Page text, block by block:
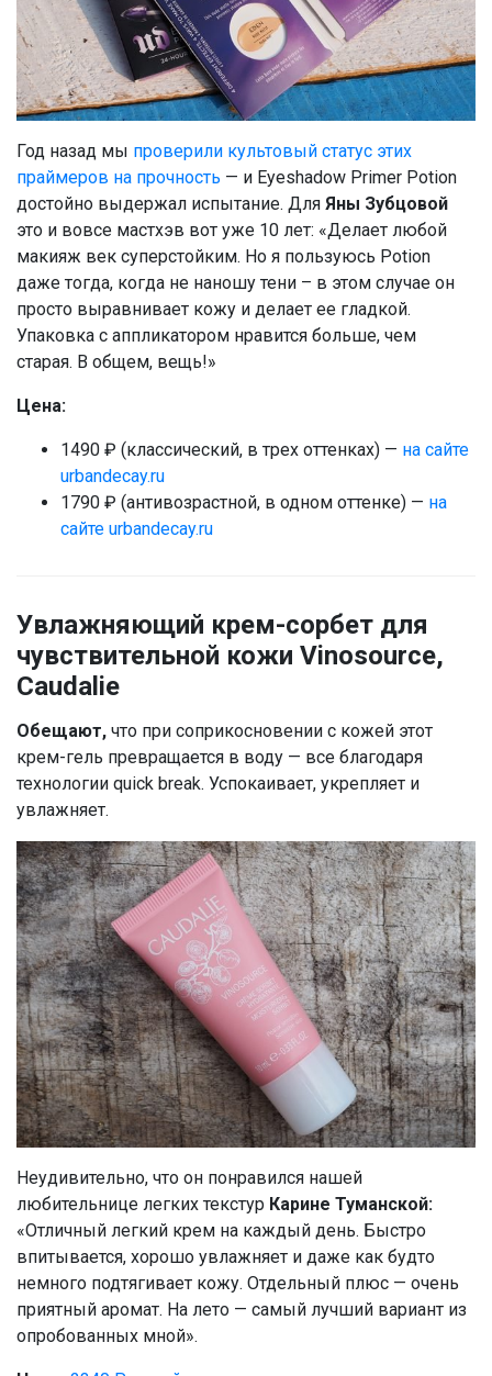
Год назад мы проверили культовый статус этих
праймеров на прочность — и Eyeshadow Primer Potion
достойно выдержал испытание. Для Яны Зубцовой
это и вовсе мастхэв вот уже 10 лет: «Делает любой
макияж век суперстойким. Но я пользуюсь Potion
даже тогда, когда не наношу тени – в этом случае он
просто выравнивает кожу и делает ее гладкой.
Упаковка с аппликатором нравится больше, чем
старая. В общем, вещь!»
Цена:
1490 ₽ (классический, в трех оттенках) — на сайте
urbandecay.ru
1790 ₽ (антивозрастной, в одном оттенке) — на
сайте urbandecay.ru
Увлажняющий крем-сорбет для
чувствительной кожи Vinosource,
Caudalie
Обещают, что при соприкосновении с кожей этот
крем-гель превращается в воду — все благодаря
технологии quick break. Успокаивает, укрепляет и
увлажняет.
Неудивительно, что он понравился нашей
любительнице легких текстур Карине Туманской:
«Отличный легкий крем на каждый день. Быстро
впитывается, хорошо увлажняет и даже как будто
немного подтягивает кожу. Отдельный плюс — очень
приятный аромат. На лето — самый лучший вариант из
опробованных мной».